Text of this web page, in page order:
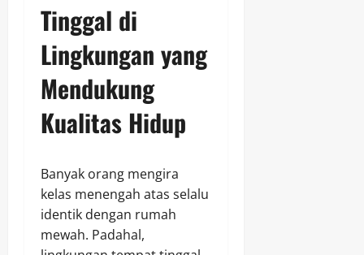
Tinggal di
Lingkungan yang
Mendukung
Kualitas Hidup
Banyak orang mengira
kelas menengah atas selalu
identik dengan rumah
mewah. Padahal,